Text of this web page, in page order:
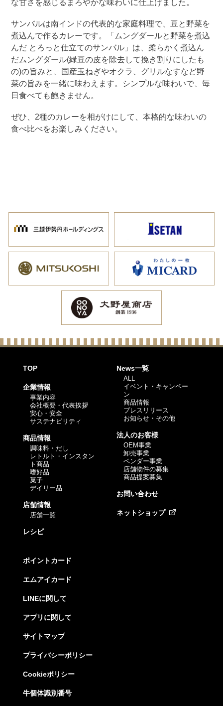
な甘さを感じるまろやかな味わいに仕上げました。
サンバルは南インドの代表的な家庭料理で、豆と野菜を
煮込んで作るカレーです。「ムングダールと野菜を煮込
んだ とろっと仕立てのサンバル」は、柔らかく煮込ん
だムングダール(緑豆の皮を除去して挽き割りにしたも
の)の旨みと、国産玉ねぎやオクラ、グリルなすなど野
菜の旨みを一緒に味わえます。シンプルな味わいで、毎
日食べても飽きません。
ぜひ、2種のカレーを相がけにして、本格的な味わいの
食べ比べをお楽しみください。
TOP
企業情報
事業内容
会社概要・代表挨拶
安心・安全
サステナビリティ
商品情報
調味料・だし
レトルト・インスタン
ト商品
嗜好品
菓子
デイリー品
店舗情報
店舗一覧
レシピ
News一覧
ALL
イベント・キャンペー
ン
商品情報
プレスリリース
お知らせ・その他
法人のお客様
OEM事業
卸売事業
ベンダー事業
店舗物件の募集
商品提案募集
お問い合わせ
ネットショップ
ポイントカード
エムアイカード
LINEに関して
アプリに関して
サイトマップ
プライバシーポリシー
Cookieポリシー
牛個体識別番号